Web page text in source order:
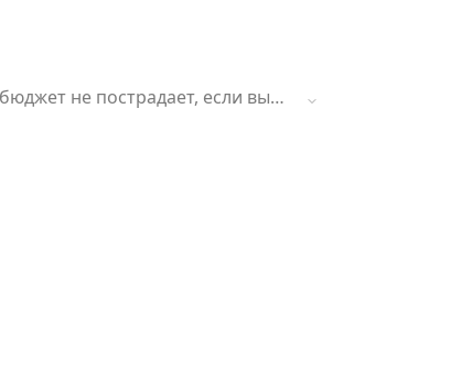
не пострадает, если вы
срока.